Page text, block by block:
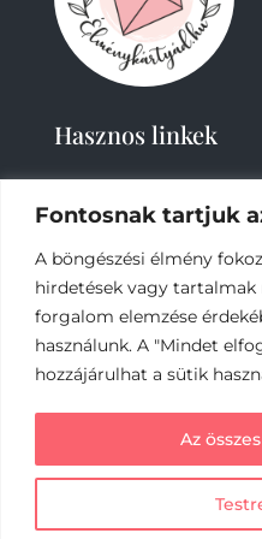
Fontosnak tartjuk
A böngészési élmény
hirdetések vagy
forgalom elemzése
használunk. A "Mindet
hozzájárulhat a sütik
Az
Hasznos linkek
2019-2023 –
jog
Az online fizetést a
MNB engedély